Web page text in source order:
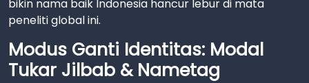
bikin nama baik Indonesia hancur lebur di mata
peneliti global ini.
Modus Ganti Identitas: Modal
Tukar Jilbab & Nametag